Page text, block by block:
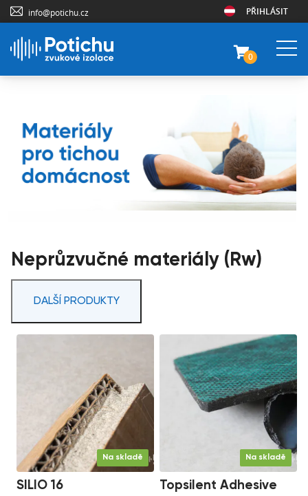
info@potichu.cz PŘIHLÁSIT
0
Neprůzvučné materiály (Rw)
DALŠÍ PRODUKTY
Na skladě
SILIO 16
Na skladě
Topsilent Adhesive